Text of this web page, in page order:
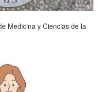
Medicina y Ciencias de la